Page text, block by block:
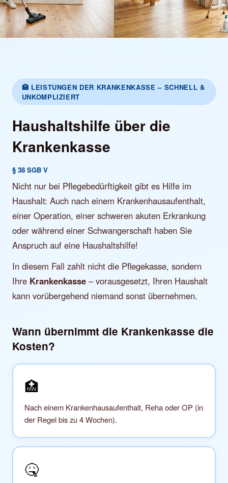
🏥 LEISTUNGEN DER KRANKENKASSE – SCHNELL &
UNKOMPLIZIERT
Haushaltshilfe über die
Krankenkasse
§ 38 SGB V
Nicht nur bei Pflegebedürftigkeit gibt es Hilfe im
Haushalt: Auch nach einem Krankenhausaufenthalt,
einer Operation, einer schweren akuten Erkrankung
oder während einer Schwangerschaft haben Sie
Anspruch auf eine Haushaltshilfe!
In diesem Fall zahlt nicht die Pflegekasse, sondern
Ihre Krankenkasse – vorausgesetzt, Ihren Haushalt
kann vorübergehend niemand sonst übernehmen.
Wann übernimmt die Krankenkasse die
Kosten?
🏥
Nach einem Krankenhausaufenthalt, Reha oder OP (in
der Regel bis zu 4 Wochen).
🤒